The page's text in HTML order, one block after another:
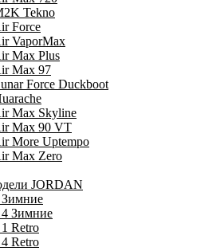
Tekno
Force
VaporMax
Max Plus
Max 97
Force Duckboot
Max Skyline
Max 90 VT
More Uptempo
Max Zero
JORDAN
Зимние
4 Зимние
Retro
Retro